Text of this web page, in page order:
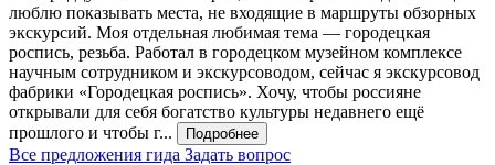
люблю показывать места, не входящие в маршруты обзорных
экскурсий. Моя отдельная любимая тема — городецкая
роспись, резьба. Работал в городецком музейном комплексе
научным сотрудником и экскурсоводом, сейчас я экскурсовод
фабрики «Городецкая роспись». Хочу, чтобы россияне
открывали для себя богатство культуры недавнего ещё
прошлого и чтобы г...
Подробнее
Все предложения гида Задать вопрос